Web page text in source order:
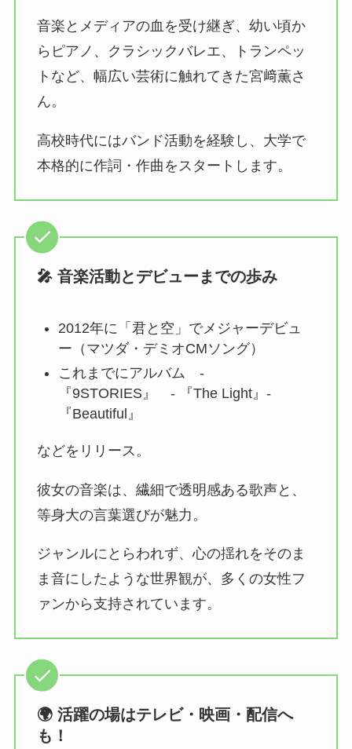
音楽とメディアの血を受け継ぎ、幼い頃か
らピアノ、クラシックバレエ、トランペッ
トなど、幅広い芸術に触れてきた宮﨑薫さ
ん。
高校時代にはバンド活動を経験し、大学で
本格的に作詞・作曲をスタートします。
🎤 音楽活動とデビューまでの歩み
2012年に「君と空」でメジャーデビュ
ー（マツダ・デミオCMソング）
これまでにアルバム -
『9STORIES』 - 『The Light』-
『Beautiful』
などをリリース。
彼女の音楽は、繊細で透明感ある歌声と、
等身大の言葉選びが魅力。
ジャンルにとらわれず、心の揺れをそのま
ま音にしたような世界観が、多くの女性フ
ァンから支持されています。
🌍 活躍の場はテレビ・映画・配信へ
も！